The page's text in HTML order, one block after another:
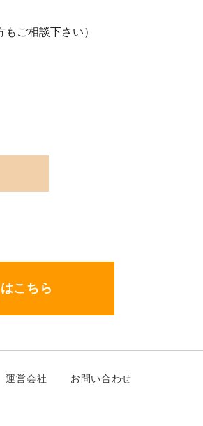
ご相談下さい）
こちら
運営会社 お問い合わせ